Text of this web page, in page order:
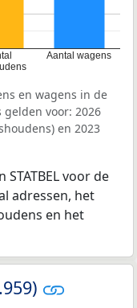
Aantal wagens
en wagens in de
voor: 2026
en 2023
voor de
adressen, het
en het